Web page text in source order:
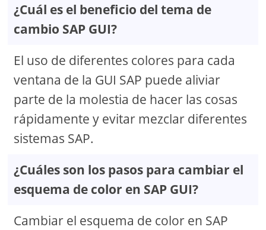
¿Cuál es el beneficio del tema de
cambio SAP GUI?
El uso de diferentes colores para cada
ventana de la GUI SAP puede aliviar
parte de la molestia de hacer las cosas
rápidamente y evitar mezclar diferentes
sistemas SAP.
¿Cuáles son los pasos para cambiar el
esquema de color en SAP GUI?
Cambiar el esquema de color en SAP